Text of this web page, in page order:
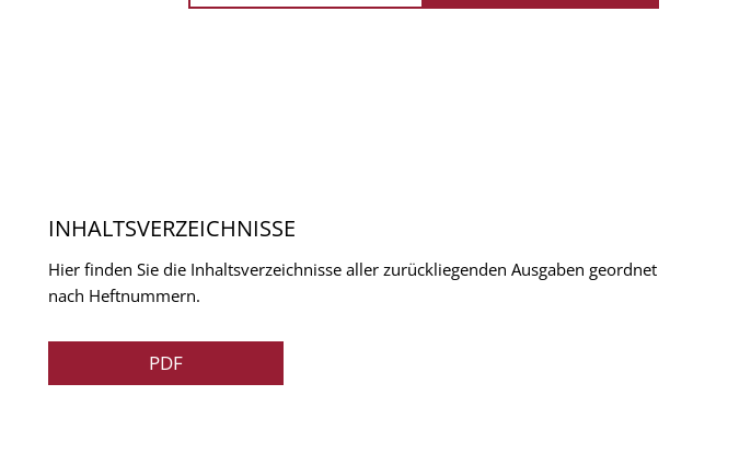
INHALTSVERZEICHNISSE
Hier finden Sie die Inhaltsverzeichnisse aller zurückliegenden Ausgaben geordnet
nach Heftnummern.
PDF